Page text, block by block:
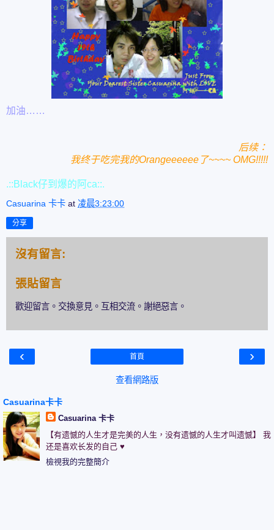
加油……
后续：
我终于吃完我的Orangeeeeee了~~~~ OMG!!!!!
.::Black仔到爆的阿ca::.
Casuarina 卡卡 at 凌晨3:23:00
分享
沒有留言:
張貼留言
歡迎留言。交換意見。互相交流。謝絕惡言。
‹ ›
首頁
查看網路版
Casuarina卡卡
Casuarina 卡卡
【有遗憾的人生才是完美的人生，没有遗憾的人生才叫遗憾】 我
还是喜欢长发的自己 ♥
檢視我的完整簡介